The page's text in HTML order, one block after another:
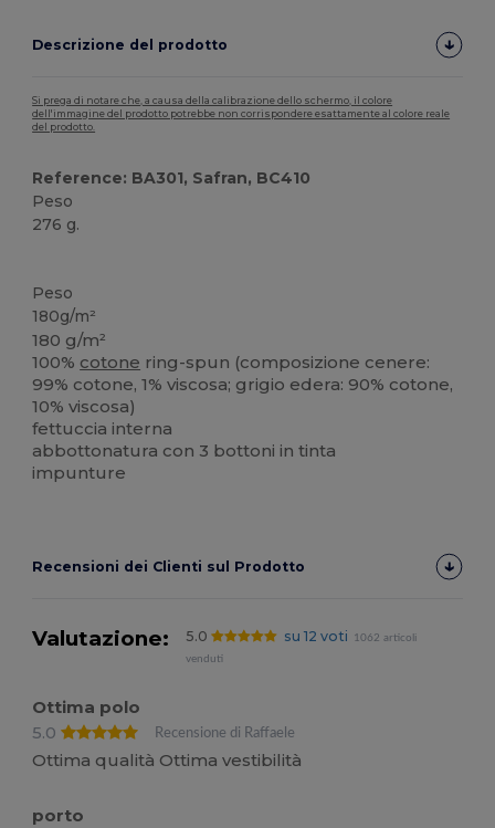
Descrizione del prodotto
Si prega di notare che, a causa della calibrazione dello schermo, il colore
dell'immagine del prodotto potrebbe non corrispondere esattamente al colore reale
del prodotto.
Reference: BA301, Safran, BC410
Peso
276 g.
Peso
180g/m²
180 g/m²
100% cotone ring-spun (composizione cenere:
99% cotone, 1% viscosa; grigio edera: 90% cotone,
10% viscosa)
fettuccia interna
abbottonatura con 3 bottoni in tinta
impunture
Recensioni dei Clienti sul Prodotto
Valutazione: 5.0 su 12 voti
1062 articoli
venduti
Ottima polo
5.0
Recensione di Raffaele
Ottima qualità Ottima vestibilità
porto